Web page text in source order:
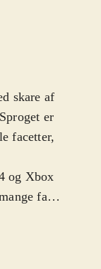
skare af
er
facetter,
og Xbox
fans
trøjer.